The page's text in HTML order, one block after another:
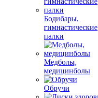
Бодибары,
гимнастические
палки
Медболы,
медицинболы
Обручи